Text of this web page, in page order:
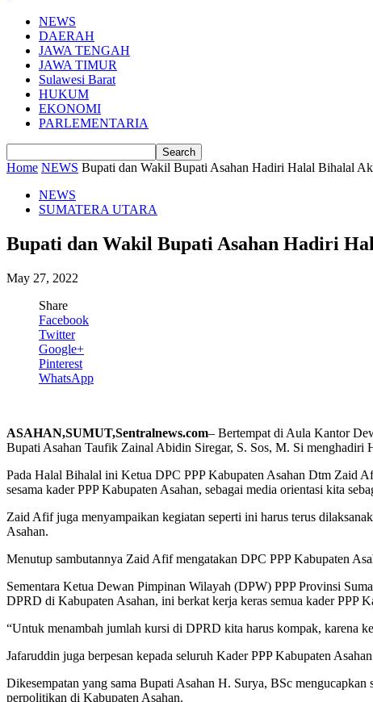
NEWS
DAERAH
JAWA TENGAH
JAWA TIMUR
Sulawesi Barat
HUKUM
EKONOMI
PARLEMENTARIA
Home NEWS Bupati dan Wakil Bupati Asahan Hadiri Halal Bihalal
NEWS
SUMATERA UTARA
Bupati dan Wakil Bupati Asahan Hadiri
May 27, 2022
Share
Facebook
Twitter
Google+
Pinterest
WhatsApp
ASAHAN,SUMUT,Sentralnews.com– Bertempat di Aula Kantor
Bupati Asahan Taufik Zainal Abidin Siregar, S. Sos, M. Si menghadiri
Pada Halal Bihalal ini Ketua DPC PPP Kabupaten Asahan Dtm Zaid
sesama kader PPP Kabupaten Asahan, sebagai media orientasi kita
Zaid Afif juga menyampaikan kegiatan seperti ini harus terus
Asahan.
Menutup sambutannya Zaid Afif mengatakan DPC PPP Kabupaten
Sementara Ketua Dewan Pimpinan Wilayah (DPW) PPP Provinsi
DPRD di Kabupaten Asahan, ini berkat kerja keras semua kader PPP
“Untuk menambah jumlah kursi di DPRD kita harus kompak, karena
Jafaruddin juga berpesan kepada seluruh Kader PPP Kabupaten
Dikesempatan yang sama Bupati Asahan H. Surya, BSc
perpolitikan di Kabupaten Asahan.